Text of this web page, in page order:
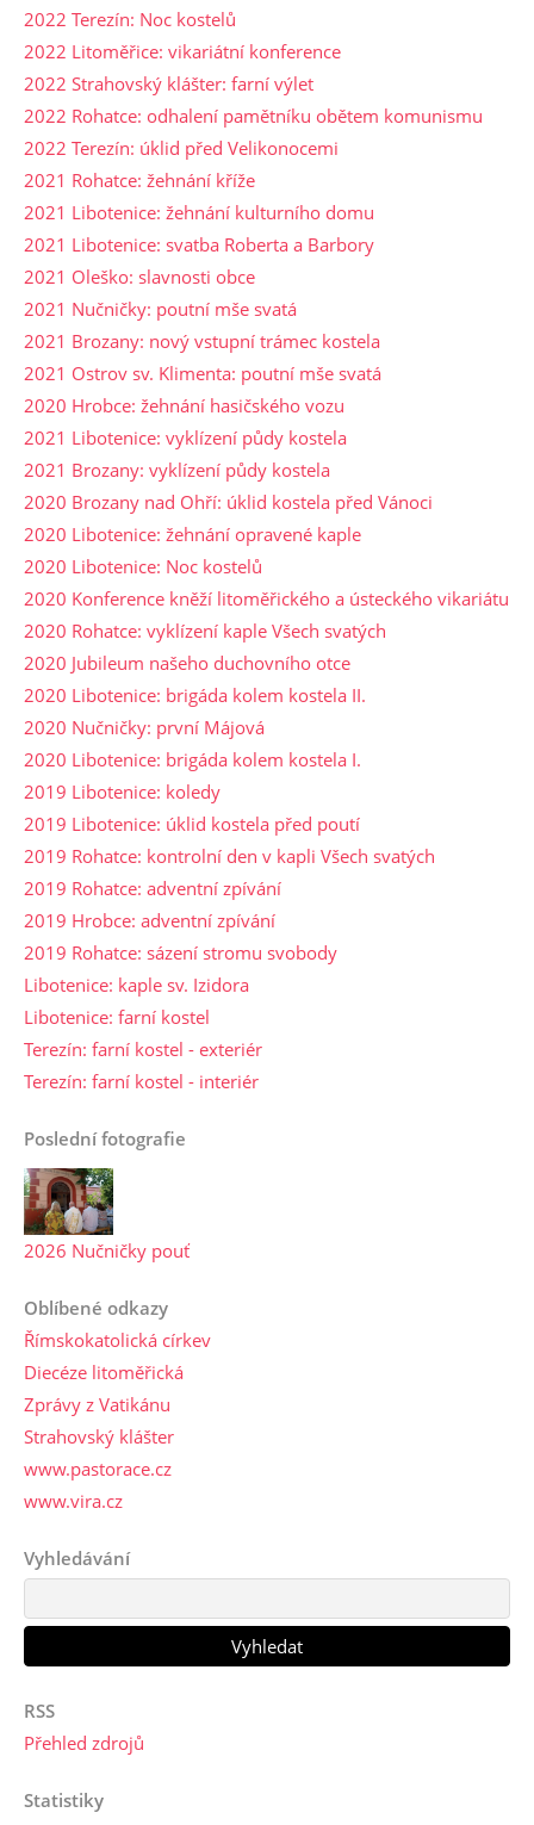
2022 Terezín: Noc kostelů
2022 Litoměřice: vikariátní konference
2022 Strahovský klášter: farní výlet
2022 Rohatce: odhalení pamětníku obětem komunismu
2022 Terezín: úklid před Velikonocemi
2021 Rohatce: žehnání kříže
2021 Libotenice: žehnání kulturního domu
2021 Libotenice: svatba Roberta a Barbory
2021 Oleško: slavnosti obce
2021 Nučničky: poutní mše svatá
2021 Brozany: nový vstupní trámec kostela
2021 Ostrov sv. Klimenta: poutní mše svatá
2020 Hrobce: žehnání hasičského vozu
2021 Libotenice: vyklízení půdy kostela
2021 Brozany: vyklízení půdy kostela
2020 Brozany nad Ohří: úklid kostela před Vánoci
2020 Libotenice: žehnání opravené kaple
2020 Libotenice: Noc kostelů
2020 Konference kněží litoměřického a ústeckého vikariátu
2020 Rohatce: vyklízení kaple Všech svatých
2020 Jubileum našeho duchovního otce
2020 Libotenice: brigáda kolem kostela II.
2020 Nučničky: první Májová
2020 Libotenice: brigáda kolem kostela I.
2019 Libotenice: koledy
2019 Libotenice: úklid kostela před poutí
2019 Rohatce: kontrolní den v kapli Všech svatých
2019 Rohatce: adventní zpívání
2019 Hrobce: adventní zpívání
2019 Rohatce: sázení stromu svobody
Libotenice: kaple sv. Izidora
Libotenice: farní kostel
Terezín: farní kostel - exteriér
Terezín: farní kostel - interiér
Poslední fotografie
2026 Nučničky pouť
Oblíbené odkazy
Římskokatolická církev
Diecéze litoměřická
Zprávy z Vatikánu
Strahovský klášter
www.pastorace.cz
www.vira.cz
Vyhledávání
RSS
Přehled zdrojů
Statistiky